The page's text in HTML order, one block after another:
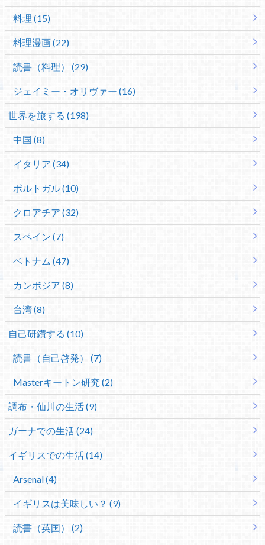
料理 (15)
料理漫画 (22)
読書（料理） (29)
ジェイミー・オリヴァー (16)
世界を旅する (198)
中国 (8)
イタリア (34)
ポルトガル (10)
クロアチア (32)
スペイン (7)
ベトナム (47)
カンボジア (8)
台湾 (8)
自己研鑽する (10)
読書（自己啓発） (7)
Masterキートン研究 (2)
調布・仙川の生活 (9)
ガーナでの生活 (24)
イギリスでの生活 (14)
Arsenal (4)
イギリスは美味しい？ (9)
読書（英国） (2)